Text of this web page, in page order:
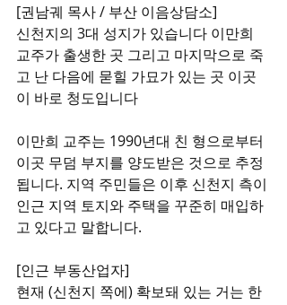
[권남궤 목사 / 부산 이음상담소]
신천지의 3대 성지가 있습니다 이만희
교주가 출생한 곳 그리고 마지막으로 죽
고 난 다음에 묻힐 가묘가 있는 곳 이곳
이 바로 청도입니다
이만희 교주는 1990년대 친 형으로부터
이곳 무덤 부지를 양도받은 것으로 추정
됩니다. 지역 주민들은 이후 신천지 측이
인근 지역 토지와 주택을 꾸준히 매입하
고 있다고 말합니다.
[인근 부동산업자]
현재 (신천지 쪽에) 확보돼 있는 거는 한